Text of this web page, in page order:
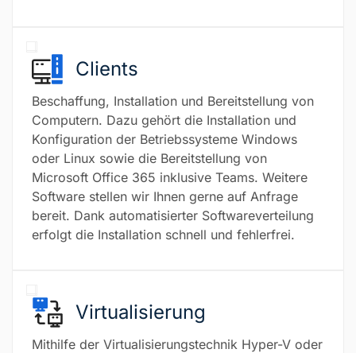
Clients
Beschaffung, Installation und Bereitstellung von
Computern. Dazu gehört die Installation und
Konfiguration der Betriebssysteme Windows
oder Linux sowie die Bereitstellung von
Microsoft Office 365 inklusive Teams. Weitere
Software stellen wir Ihnen gerne auf Anfrage
bereit. Dank automatisierter Softwareverteilung
erfolgt die Installation schnell und fehlerfrei.
Virtualisierung
Mithilfe der Virtualisierungstechnik Hyper-V oder